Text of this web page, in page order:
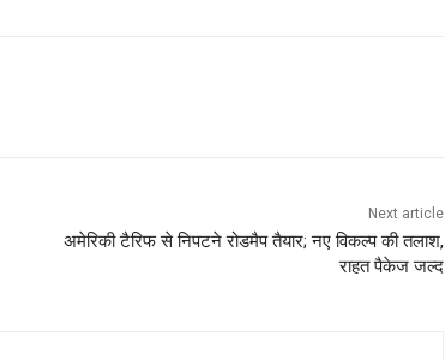
Next article
अमेरिकी टैरिफ से निपटने रोडमैप तैयार; नए विकल्प की तलाश,
राहत पैकेज जल्द